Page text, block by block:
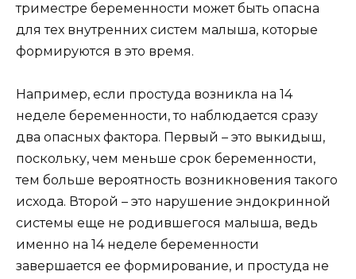
триместре беременности может быть опасна
для тех внутренних систем малыша, которые
формируются в это время.
Например, если простуда возникла на 14
неделе беременности, то наблюдается сразу
два опасных фактора. Первый – это выкидыш,
поскольку, чем меньше срок беременности,
тем больше вероятность возникновения такого
исхода. Второй – это нарушение эндокринной
системы еще не родившегося малыша, ведь
именно на 14 неделе беременности
завершается ее формирование, и простуда не